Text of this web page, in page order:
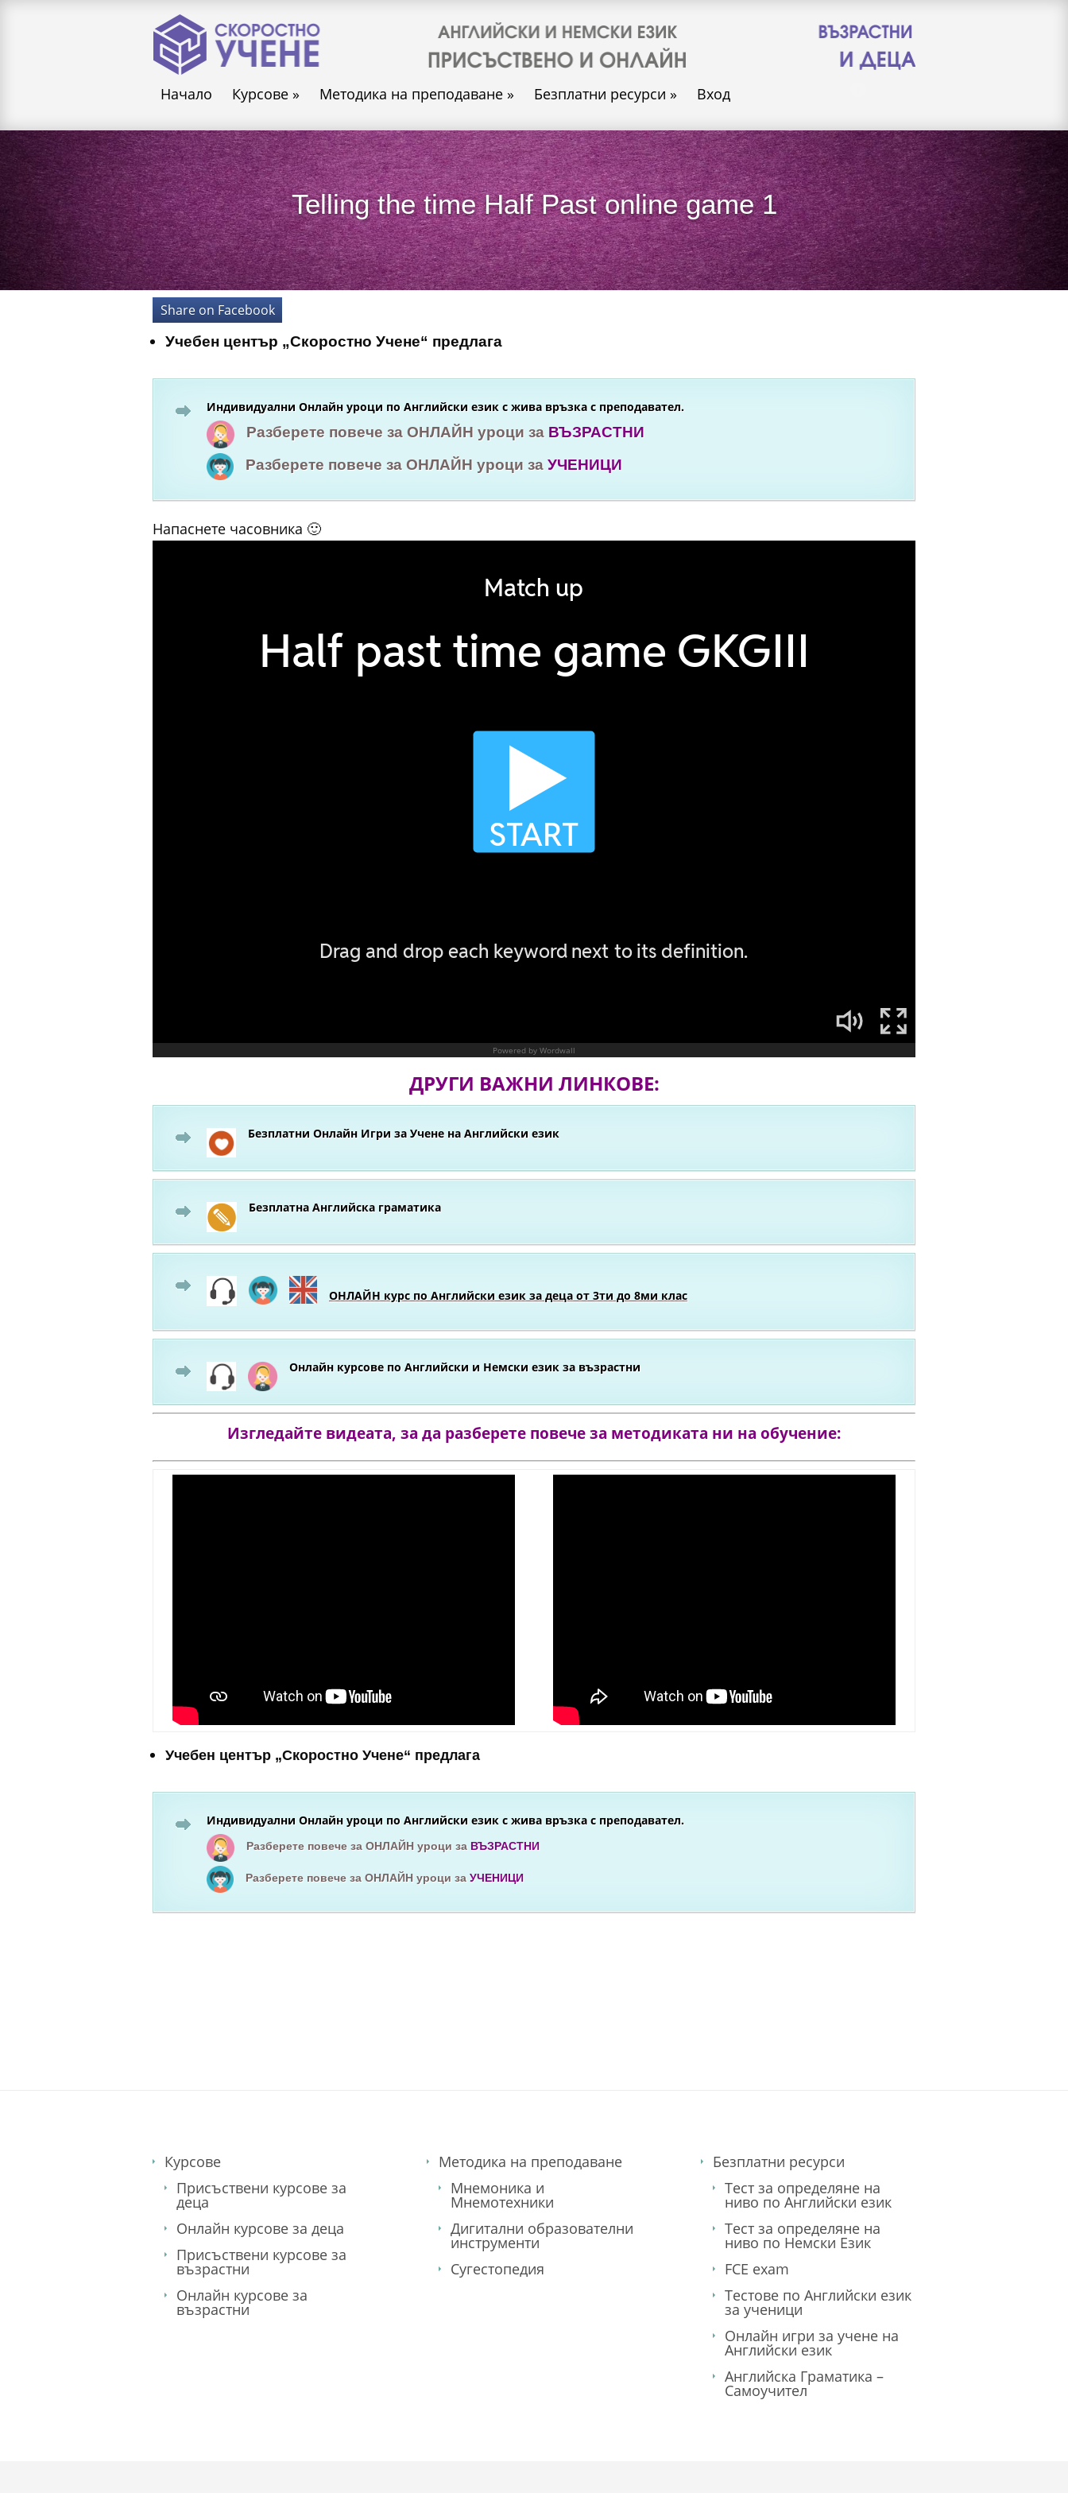
Начало Курсове » Методика на преподаване » Безплатни ресурси » Вход
Telling the time Half Past online game 1
Share on Facebook
Учебен център „Скоростно Учене“ предлага
Индивидуални Онлайн уроци по Английски език с жива връзка с преподавател.
Разберете повече за ОНЛАЙН уроци за ВЪЗРАСТНИ
Разберете повече за ОНЛАЙН уроци за УЧЕНИЦИ
Напаснете часовника 🙂
ДРУГИ ВАЖНИ ЛИНКОВЕ:
Безплатни Онлайн Игри за Учене на Английски език
Безплатна Английска граматика
ОНЛАЙН курс по Английски език за деца от 3ти до 8ми клас
Онлайн курсове по Английски и Немски език за възрастни
Изгледайте видеата, за да разберете повече за методиката ни на обучение:
Учебен център „Скоростно Учене“ предлага
Индивидуални Онлайн уроци по Английски език с жива връзка с преподавател.
Разберете повече за ОНЛАЙН уроци за ВЪЗРАСТНИ
Разберете повече за ОНЛАЙН уроци за УЧЕНИЦИ
Курсове
Присъствени курсове за
деца
Онлайн курсове за деца
Присъствени курсове за
възрастни
Онлайн курсове за
възрастни
Методика на преподаване
Мнемоника и
Мнемотехники
Дигитални образователни
инструменти
Сугестопедия
Безплатни ресурси
Тест за определяне на
ниво по Английски език
Тест за определяне на
ниво по Немски Език
FCE exam
Тестове по Английски език
за ученици
Онлайн игри за учене на
Английски език
Английска Граматика –
Самоучител